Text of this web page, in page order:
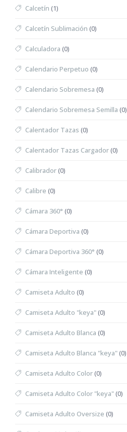
Calcetín (1)
Calcetín Sublimación (0)
Calculadora (0)
Calendario Perpetuo (0)
Calendario Sobremesa (0)
Calendario Sobremesa Semilla (0)
Calentador Tazas (0)
Calentador Tazas Cargador(0)
Calibrador(0)
Calibre (0)
Cámara 360° (0)
Cámara Deportiva (0)
Cámara Deportiva 360° (0)
Cámara Inteligente (0)
Camiseta Adulto (0)
Camiseta Adulto "keya"(0)
Camiseta Adulto Blanca (0)
Camiseta Adulto Blanca "keya"(0)
Camiseta Adulto Color(0)
Camiseta Adulto Color "keya"(0)
Camiseta Adulto Oversize (0)